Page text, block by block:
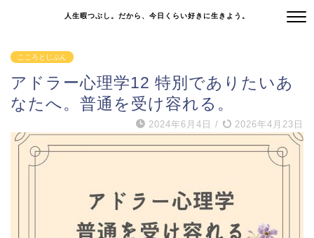
人生暇つぶし。だから、今日くらい好きに生きよう。
こころとじぶん
アドラー心理学12 特別でありたいあ
なたへ。普通を受け容れる。
2024年6月4日 / 2026年4月23日